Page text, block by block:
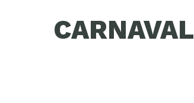
CARNAVAL